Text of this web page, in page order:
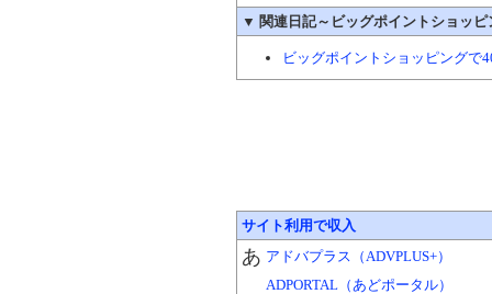
▼ 関連日記～ビッグポイントショッピ
ビッグポイントショッピングで
サイト利用で収入
あ アドバプラス（ADVPLUS+）
ADPORTAL（あどポータル）